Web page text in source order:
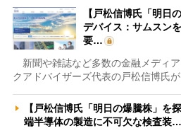
【戸松信博氏「明日
デバイス：サムスン
要…
新聞や雑誌など多数の金融メディ
クアドバイザーズ代表の戸松信博氏
【戸松信博氏「明日の爆騰株」を
端半導体の製造に不可欠な検査装…